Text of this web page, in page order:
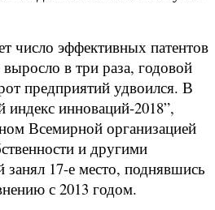
число эффективных патентов
в три раза, годовой
предприятий удвоился. В
индекс инноваций-2018”,
Всемирной организацией
и другими
занял 17-е место, поднявшись
с 2013 годом.